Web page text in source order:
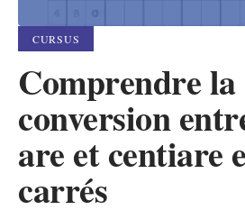
CURSUS
Comprendre la
conversion
are et centiare
carrés